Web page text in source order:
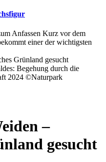
Anfassen Kurz vor dem
einer der wichtigsten
Begehung durch die
2024 ©Naturpark
–
gesucht